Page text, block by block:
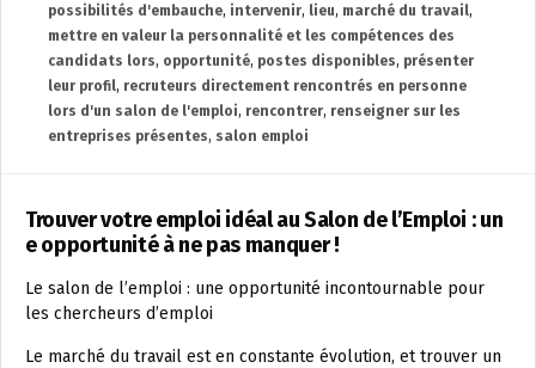
possibilités d'embauche, intervenir, lieu, marché du travail,
mettre en valeur la personnalité et les compétences des
candidats lors, opportunité, postes disponibles, présenter
leur profil, recruteurs directement rencontrés en personne
lors d'un salon de l'emploi, rencontrer, renseigner sur les
entreprises présentes, salon emploi
Trouver votre emploi idéal au Salon de l’Emploi : un
e opportunité à ne pas manquer !
Le salon de l’emploi : une opportunité incontournable pour
les chercheurs d’emploi
Le marché du travail est en constante évolution, et trouver un